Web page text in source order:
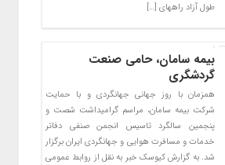
طول آزاد راههای […]
بیمه سامان، حامی صنعت
گردشگری
همزمان با روز جهانی جهانگردی و با حمایت
شرکت بیمه سامان، مراسم گرامیداشت شصت و
پنجمین سالگرد تاسیس انجمن صنفی دفاتر
خدمات و مسافرت هوایی و جهانگردی ایران برگزار
شد. به گزارش کیوسک خبر به نقل از روابط عمومی